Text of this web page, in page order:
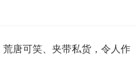
荒唐可笑、夹带私货，令人作